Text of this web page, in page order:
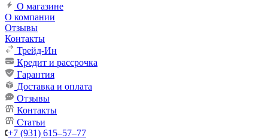
О магазине
О компании
Отзывы
Контакты
Трейд-Ин
Кредит и рассрочка
Гарантия
Доставка и оплата
Отзывы
Контакты
Статьи
+7 (931) 615‒57‒77